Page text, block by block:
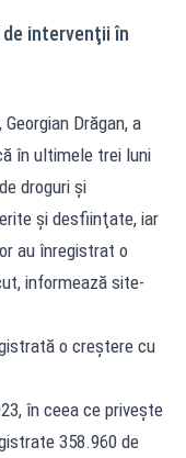
intervenţii în
Drăgan, a
în ultimele trei luni
droguri şi
şi desfiinţate, iar
au înregistrat o
informează site-
o creştere cu
în ceea ce priveşte
358.960 de